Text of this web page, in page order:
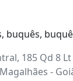
buquês,
buquês,
185 Qd 8
-